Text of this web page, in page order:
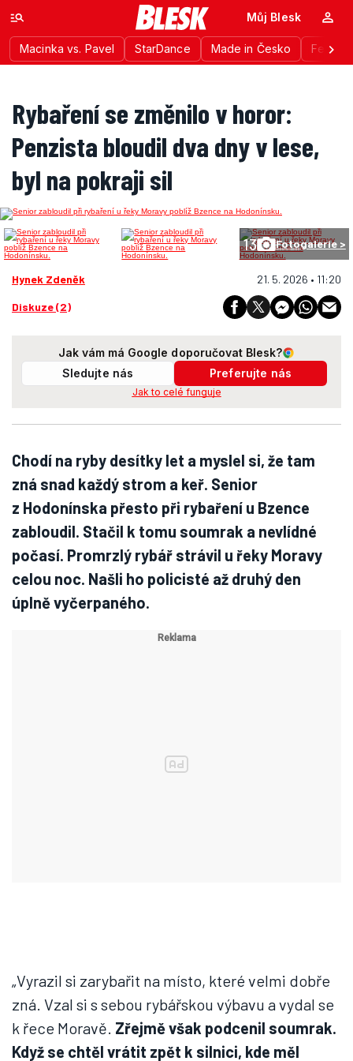
Macinka vs. Pavel StarDance Made in Česko
Můj Blesk
Rybaření se změnilo v horor:
Penzista bloudil dva dny v lese,
byl na pokraji sil
13 Fotogalerie >
Hynek Zdeněk 21. 5. 2026 • 11:20
Diskuze (2)
Jak vám má Google doporučovat Blesk?
Sledujte nás
Preferujte nás
Jak to celé funguje
Chodí na ryby desítky let a myslel si, že tam
zná snad každý strom a keř. Senior
z Hodonínska přesto při rybaření u Bzence
zabloudil. Stačil k tomu soumrak a nevlídné
počasí. Promrzlý rybář strávil u řeky Moravy
celou noc. Našli ho policisté až druhý den
úplně vyčerpaného.
„Vyrazil si zarybařit na místo, které velmi dobře
zná. Vzal si s sebou rybářskou výbavu a vydal se
k řece Moravě. Zřejmě však podcenil soumrak.
Když se chtěl vrátit zpět k silnici, kde měl